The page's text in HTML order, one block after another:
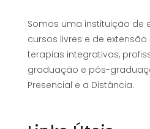
Somos uma instituição de
cursos livres e de
terapias integrativas,
graduação e pós-
Presencial e a Distância.